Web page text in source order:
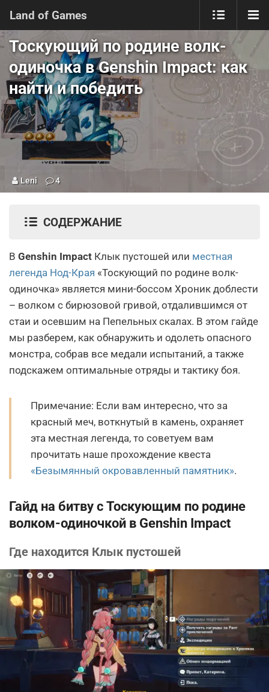
Land of Games
Тоскующий по родине волк-
одиночка в Genshin Impact: как
найти и победить
Leni 4
СОДЕРЖАНИЕ
В Genshin Impact Клык пустошей или местная
легенда Нод-Края «Тоскующий по родине волк-
одиночка» является мини-боссом Хроник доблести
– волком с бирюзовой гривой, отдалившимся от
стаи и осевшим на Пепельных скалах. В этом гайде
мы разберем, как обнаружить и одолеть опасного
монстра, собрав все медали испытаний, а также
подскажем оптимальные отряды и тактику боя.
Примечание: Если вам интересно, что за
красный меч, воткнутый в камень, охраняет
эта местная легенда, то советуем вам
прочитать наше прохождение квеста
«Безымянный окровавленный памятник».
Гайд на битву с Тоскующим по родине
волком-одиночкой в Genshin Impact
Где находится Клык пустошей